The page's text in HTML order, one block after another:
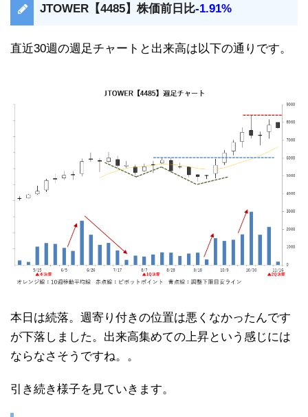
JTOWER【4485】株価前日比-1.91%
直近30週の週足チャートと出来高は以下の通りです。
本日は続落。週寄り付きの位置は悪くなかったんです
が下落しました。出来高集めての上昇という感じには
ならなさそうですね。。
引き続き様子を見ていきます。